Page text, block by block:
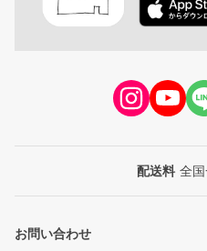
配送料 全
お問い合わせ